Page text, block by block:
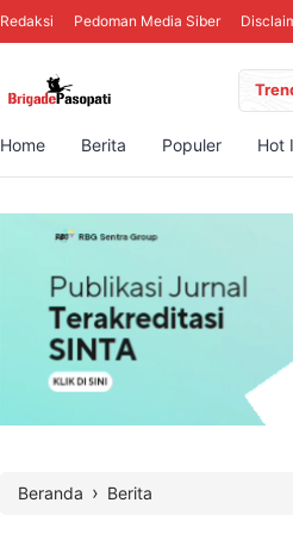
Redaksi Pedoman Media Siber
Home Berita Populer Hot
Beranda › Berita